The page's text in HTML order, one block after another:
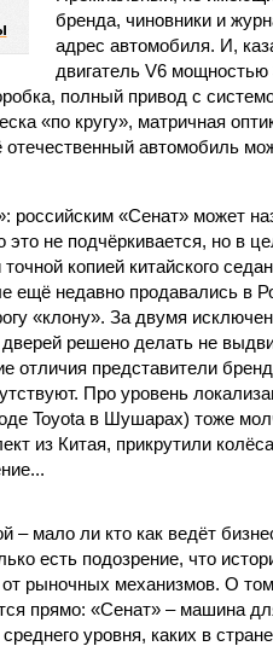
бренда, чиновники и
адрес автомобиля. И,
двигатель V6 мощностью
полный привод с
«по кругу», матричная
отечественный автомобиль
российским «Сенат» может
это не подчёркивается, но в
копией китайского
ещё недавно продавались в
«клону». За двумя
решено делать не
отличия представители
Про уровень
Toyota в Шушарах) тоже
из Китая, прикрутили
– мало ли кто как ведёт
есть подозрение, что
рыночных механизмов. О
прямо: «Сенат» – машина
уровня, каких в